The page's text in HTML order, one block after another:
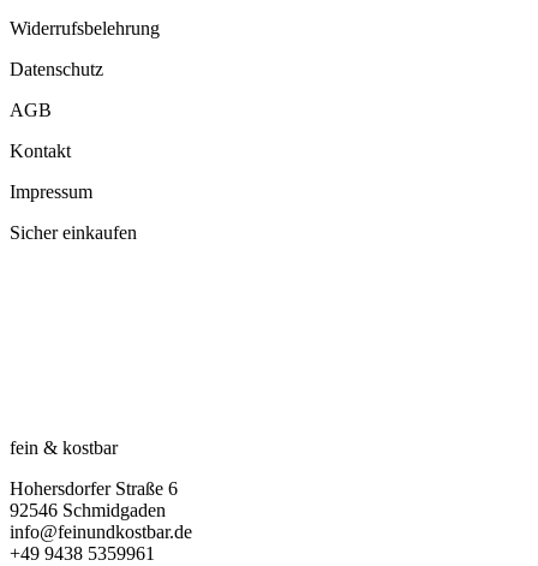
Widerrufsbelehrung
Datenschutz
AGB
Kontakt
Impressum
Sicher einkaufen
fein & kostbar
Hohersdorfer Straße 6
92546 Schmidgaden
info@feinundkostbar.de
+49 9438 5359961